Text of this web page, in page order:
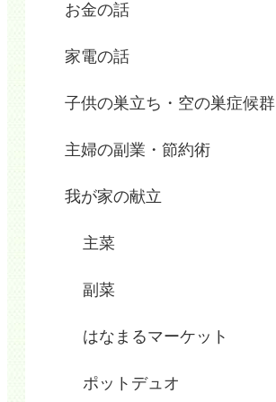
お金の話
家電の話
子供の巣立ち・空の巣症候群
主婦の副業・節約術
我が家の献立
主菜
副菜
はなまるマーケット
ポットデュオ